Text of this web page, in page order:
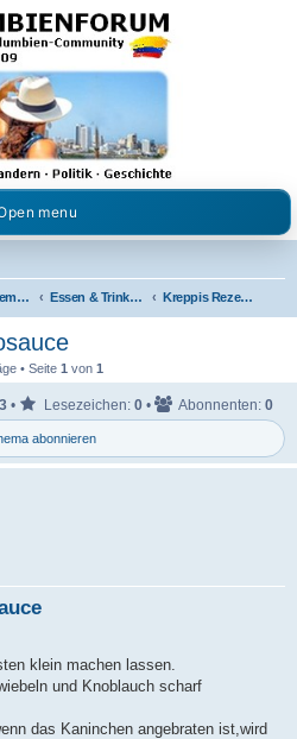
und Visum in Kolumbien und Venezuela.
im Kolumbienforum
menu
Festland | Allgemeine Fragen Essen & Trinken / Koch- Back & Rezeptecke Kreppis Rezeptecke
• Seite 1 von 1
abonnieren
3• Lesezeichen: 0• Abonnenten: 0
klein machen lassen.
und Knoblauch scharf
das Kaninchen angebraten ist,wird